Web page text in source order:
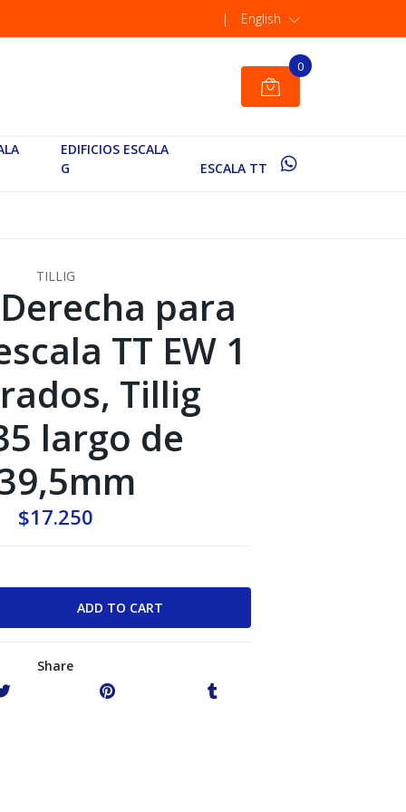
| English
0
EDIFICIOS ESCALA
G
ESCALA TT
TILLIG
para
TT EW 1
Tillig
largo de
$17.250
Share